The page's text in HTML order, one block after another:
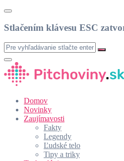
Stlačením klávesu ESC
Domov
Novinky
Zaujímavosti
Fakty
Legendy
Ľudské telo
Tipy a triky